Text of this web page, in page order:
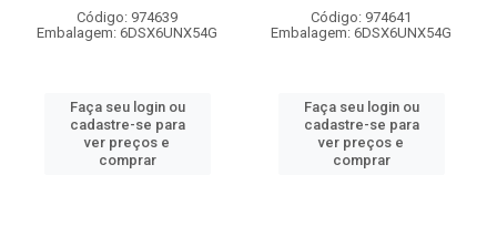
Código: 974639
Embalagem: 6DSX6UNX54G
Faça seu login ou
cadastre-se para
ver preços e
comprar
Código: 974641
Embalagem: 6DSX6UNX54G
Faça seu login ou
cadastre-se para
ver preços e
comprar